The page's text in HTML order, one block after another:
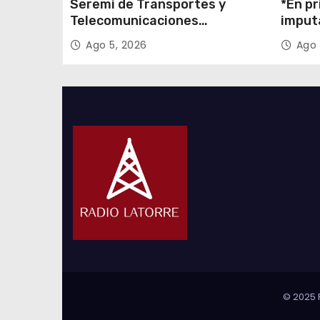
Seremi de Transportes y
Telecomunicaciones
encabezó primera mesa de
coordinación para el retiro de
Ago 5, 2026
*En
Ago
© 2025